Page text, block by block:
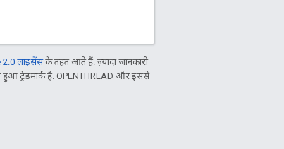
2.0 लाइसेंसके तहत आते हैं. ज़्यादा जानकारी
ट्रेडमार्क है. OPENTHREAD और इससे